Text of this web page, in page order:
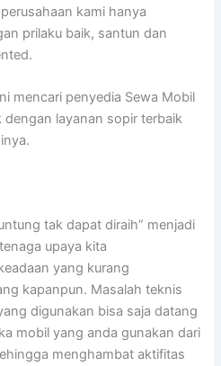
kami hanya
prilaku baik, santun dan
mencari penyedia Sewa Mobil
dengan layanan sopir terbaik
tak dapat diraih” menjadi
upaya kita
yang kurang
kapanpun. Masalah teknis
digunakan bisa saja datang
mobil yang anda gunakan dari
menghambat aktifitas